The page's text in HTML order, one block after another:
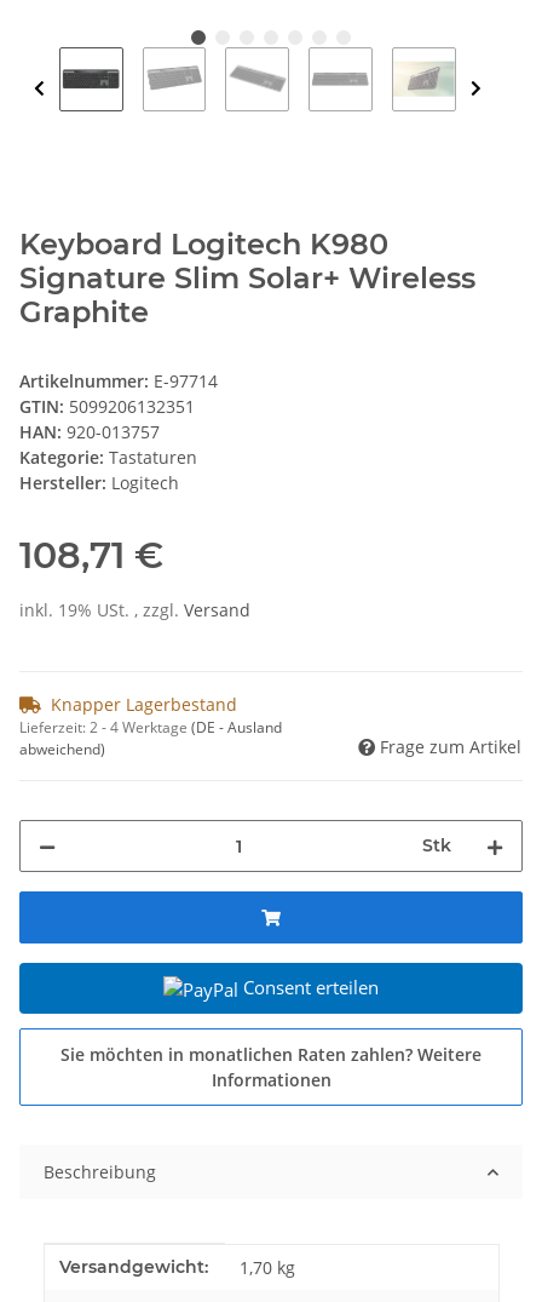
Keyboard Logitech K980
Signature Slim Solar+ Wireless
Graphite
Artikelnummer: E-97714
GTIN: 5099206132351
HAN: 920-013757
Kategorie: Tastaturen
Hersteller: Logitech
108,71 €
inkl. 19% USt. , zzgl. Versand
Knapper Lagerbestand
Lieferzeit:2 - 4 Werktage (DE - Ausland
abweichend)
Frage zum Artikel
Stk
Consent erteilen
Sie möchten in monatlichen Raten zahlen? Weitere
Informationen
Beschreibung
Produkteigenschaft
Wert
Versandgewicht: 1,70 kg